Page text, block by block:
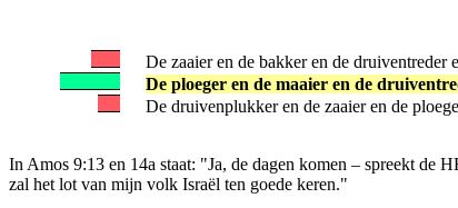
De zaaier en de bakker en de druiventreder
De ploeger en de maaier en de
De druivenplukker en de zaaier en de
In Amos 9:13 en 14a staat: "Ja, de dagen komen – spreekt de
zal het lot van mijn volk Israël ten goede keren."